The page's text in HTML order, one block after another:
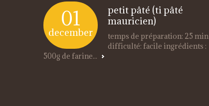
01
december
petit pâté (ti pâté
mauricien)
temps de préparation: 25 min
difficulté: facile ingrédients :
500g de farine...